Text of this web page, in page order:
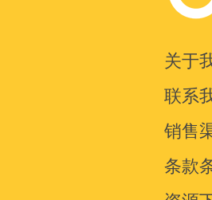
关于
联系
销售
条款